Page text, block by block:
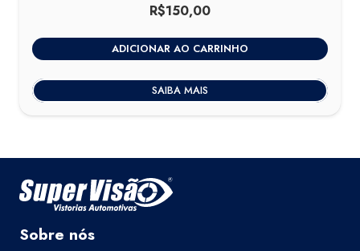
R$150,00
ADICIONAR AO CARRINHO
SAIBA MAIS
Sobre nós